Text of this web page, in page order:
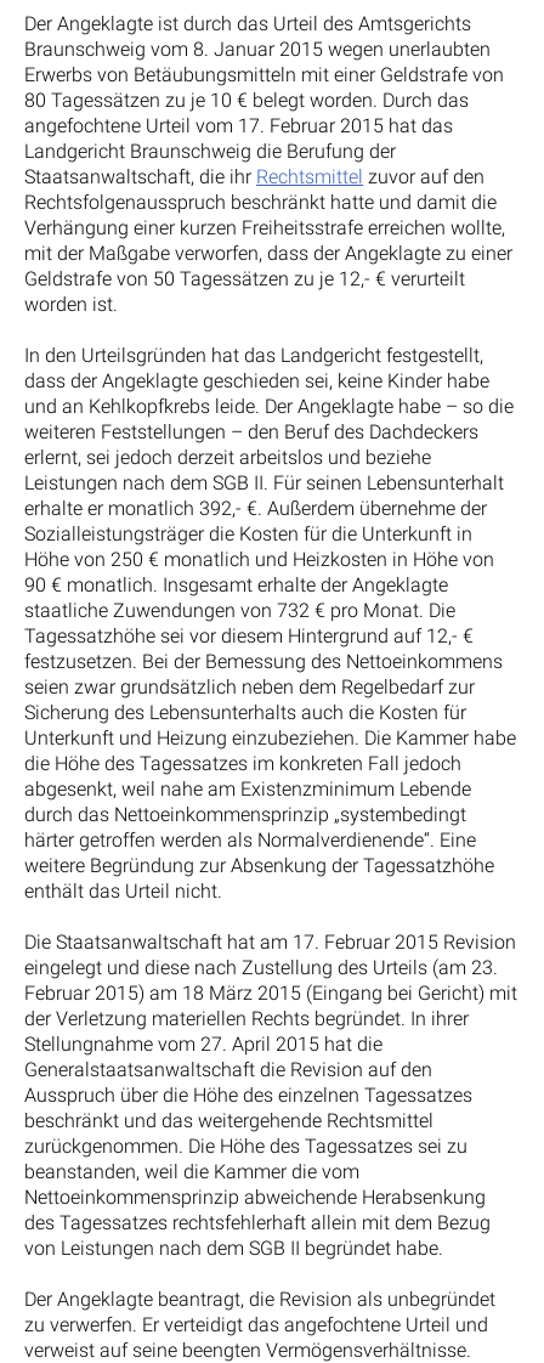
Der Angeklagte ist durch das Urteil des Amtsgerichts
Braunschweig vom 8. Januar 2015 wegen unerlaubten
Erwerbs von Betäubungsmitteln mit einer Geldstrafe von
80 Tagessätzen zu je 10 € belegt worden. Durch das
angefochtene Urteil vom 17. Februar 2015 hat das
Landgericht Braunschweig die Berufung der
Staatsanwaltschaft, die ihr Rechtsmittel zuvor auf den
Rechtsfolgenausspruch beschränkt hatte und damit die
Verhängung einer kurzen Freiheitsstrafe erreichen wollte,
mit der Maßgabe verworfen, dass der Angeklagte zu einer
Geldstrafe von 50 Tagessätzen zu je 12,- € verurteilt
worden ist.
In den Urteilsgründen hat das Landgericht festgestellt,
dass der Angeklagte geschieden sei, keine Kinder habe
und an Kehlkopfkrebs leide. Der Angeklagte habe – so die
weiteren Feststellungen – den Beruf des Dachdeckers
erlernt, sei jedoch derzeit arbeitslos und beziehe
Leistungen nach dem SGB II. Für seinen Lebensunterhalt
erhalte er monatlich 392,- €. Außerdem übernehme der
Sozialleistungsträger die Kosten für die Unterkunft in
Höhe von 250 € monatlich und Heizkosten in Höhe von
90 € monatlich. Insgesamt erhalte der Angeklagte
staatliche Zuwendungen von 732 € pro Monat. Die
Tagessatzhöhe sei vor diesem Hintergrund auf 12,- €
festzusetzen. Bei der Bemessung des Nettoeinkommens
seien zwar grundsätzlich neben dem Regelbedarf zur
Sicherung des Lebensunterhalts auch die Kosten für
Unterkunft und Heizung einzubeziehen. Die Kammer habe
die Höhe des Tagessatzes im konkreten Fall jedoch
abgesenkt, weil nahe am Existenzminimum Lebende
durch das Nettoeinkommensprinzip „systembedingt
härter getroffen werden als Normalverdienende“. Eine
weitere Begründung zur Absenkung der Tagessatzhöhe
enthält das Urteil nicht.
Die Staatsanwaltschaft hat am 17. Februar 2015 Revision
eingelegt und diese nach Zustellung des Urteils (am 23.
Februar 2015) am 18 März 2015 (Eingang bei Gericht) mit
der Verletzung materiellen Rechts begründet. In ihrer
Stellungnahme vom 27. April 2015 hat die
Generalstaatsanwaltschaft die Revision auf den
Ausspruch über die Höhe des einzelnen Tagessatzes
beschränkt und das weitergehende Rechtsmittel
zurückgenommen. Die Höhe des Tagessatzes sei zu
beanstanden, weil die Kammer die vom
Nettoeinkommensprinzip abweichende Herabsenkung
des Tagessatzes rechtsfehlerhaft allein mit dem Bezug
von Leistungen nach dem SGB II begründet habe.
Der Angeklagte beantragt, die Revision als unbegründet
zu verwerfen. Er verteidigt das angefochtene Urteil und
verweist auf seine beengten Vermögensverhältnisse.